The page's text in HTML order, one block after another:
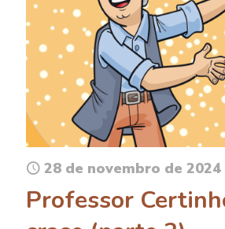
28 de novembro de 2024
Professor